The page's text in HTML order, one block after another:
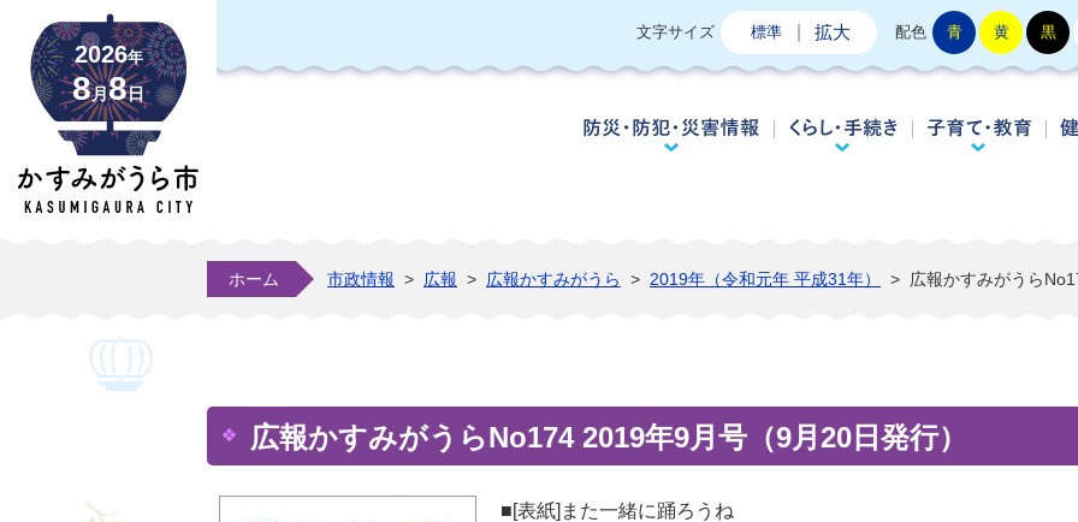
2026年
8月8日
文字サイズ 標準 拡大 配色 青 黄 黒
防災・防犯・災害情報くらし・手続き子
ホーム 市政情報 > 広報 > 広報かすみがうら > 2019年（令和元年 平成31年） > 広報かすみがうら
広報かすみがうらNo174 2019年9月号（9月20日発行）
■[表紙]また一緒に踊ろうね